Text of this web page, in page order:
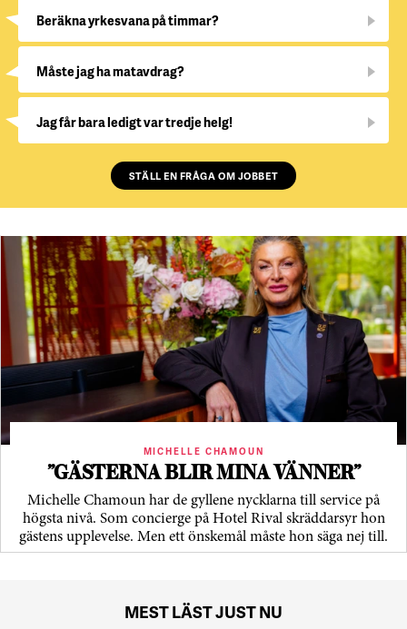
Beräkna yrkesvana på timmar?
Måste jag ha matavdrag?
Jag får bara ledigt var tredje helg!
STÄLL EN FRÅGA OM JOBBET
MICHELLE CHAMOUN
”GÄSTERNA BLIR MINA VÄNNER”
Michelle Chamoun har de gyllene nycklarna till service på
högsta nivå. Som concierge på Hotel Rival skräddarsyr hon
gästens upp­levelse. Men ett önskemål måste hon säga nej till.
MEST LÄST JUST NU